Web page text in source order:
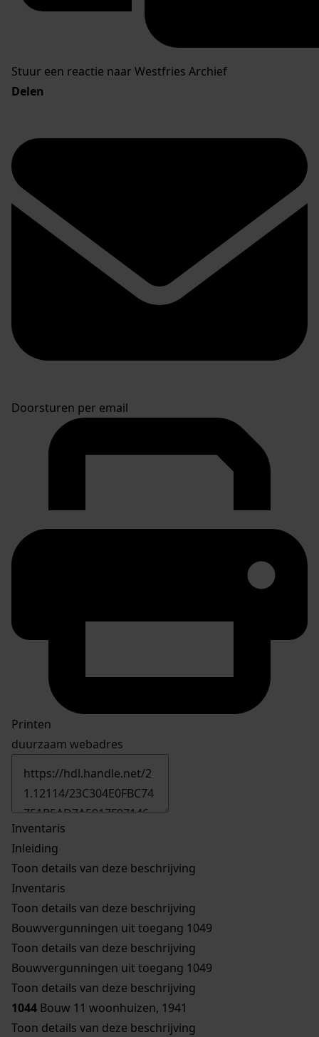
Stuur een reactie naar Westfries Archief
Delen
Doorsturen per email
Printen
duurzaam webadres
Inventaris
Inleiding
Toon details van deze beschrijving
Inventaris
Toon details van deze beschrijving
Bouwvergunningen uit toegang 1049
Toon details van deze beschrijving
Bouwvergunningen uit toegang 1049
Toon details van deze beschrijving
1044 Bouw 11 woonhuizen, 1941
Toon details van deze beschrijving